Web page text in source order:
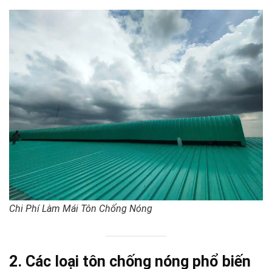
Chi Phí Làm Mái Tôn Chống Nóng
2. Các loại tôn chống nóng phổ biến